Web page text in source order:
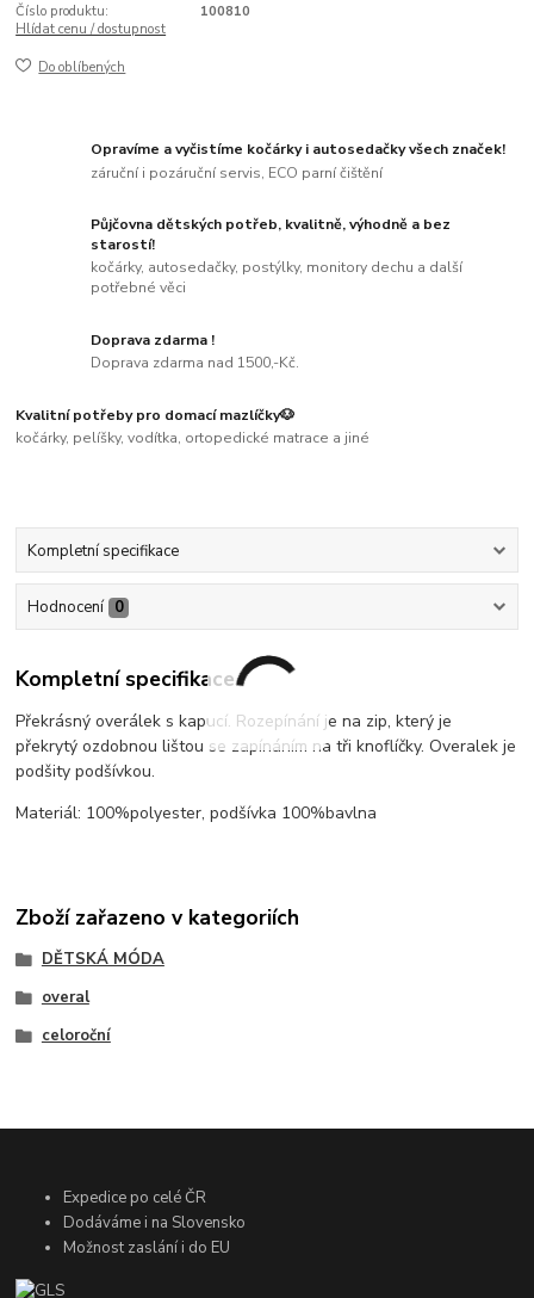
Číslo produktu:
100810
Hlídat cenu / dostupnost
Do oblíbených
Opravíme a vyčistíme kočárky i autosedačky všech značek!
záruční i pozáruční servis, ECO parní čištění
Půjčovna dětských potřeb, kvalitně, výhodně a bez
starostí!
kočárky, autosedačky, postýlky, monitory dechu a další
potřebné věci
Doprava zdarma !
Doprava zdarma nad 1500,-Kč.
Kvalitní potřeby pro domací mazlíčky🐶
kočárky, pelíšky, vodítka, ortopedické matrace a jiné
Kompletní specifikace
Hodnocení 0
Kompletní specifikace
Překrásný overálek s kapucí. Rozepínání je na zip, který je
překrytý ozdobnou lištou se zapínáním na tři knoflíčky. Overalek je
podšity podšívkou.
Materiál: 100%polyester, podšívka 100%bavlna
Zboží zařazeno v kategoriích
DĚTSKÁ MÓDA
overal
celoroční
Expedice po celé ČR
Dodáváme i na Slovensko
Možnost zaslání i do EU